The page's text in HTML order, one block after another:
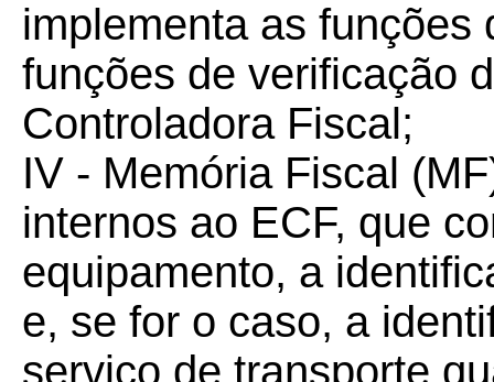
implementa as funções
funções de verificação
Controladora Fiscal;
IV - Memória Fiscal
internos ao ECF, que
equipamento, a
e, se for o caso, a
serviço de transporte